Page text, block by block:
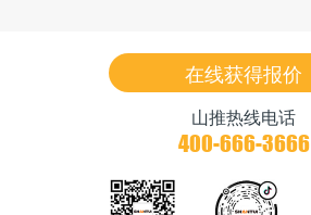
在线获得报价
山推热线电话
400-666-3666